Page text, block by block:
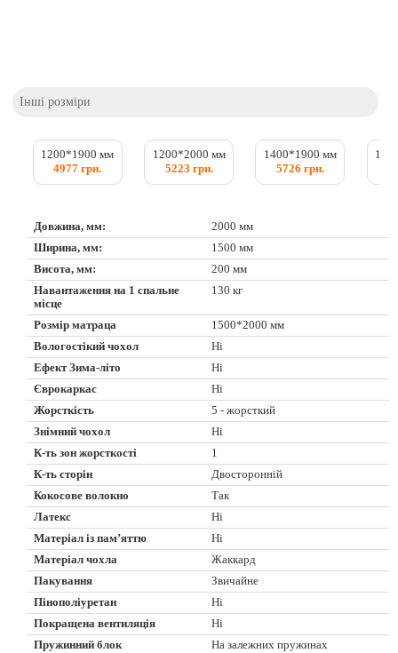
Інші розміри
1200*1900 мм
4977 грн.
1200*2000 мм
5223 грн.
1400*1900 мм
5726 грн.
Довжина, мм:
2000 мм
Ширина, мм:
1500 мм
Висота, мм:
200 мм
Навантаження на 1 спальне
місце
130 кг
Розмір матраца
1500*2000 мм
Вологостікий чохол
Ні
Ефект Зима-літо
Ні
Єврокаркас
Ні
Жорсткість
5 - жорсткий
Знімний чохол
Ні
К-ть зон жорсткості
1
К-ть сторін
Двосторонній
Кокосове волокно
Так
Латекс
Ні
Матеріал із пам’яттю
Ні
Матеріал чохла
Жаккард
Пакування
Звичайне
Пінополіуретан
Ні
Покращена вентиляція
Ні
Пружинний блок
На залежних пружинах